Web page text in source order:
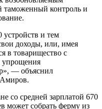
таможенный контроль и
и тем
доходы, или, имея
в товарищество с
упрощения
— объяснил
со средней зарплатой 670
может собрать ферму из